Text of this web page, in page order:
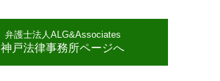
弁護士法人ALG&Associates
神戸法律事務所ページへ